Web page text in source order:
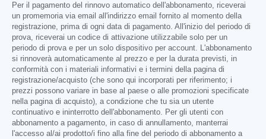
Per il pagamento del rinnovo automatico dell'abbonamento, riceverai
un promemoria via email all'indirizzo email fornito al momento della
registrazione, prima di ogni data di pagamento. All'inizio del periodo di
prova, riceverai un codice di attivazione utilizzabile solo per un
periodo di prova e per un solo dispositivo per account. L'abbonamento
si rinnoverà automaticamente al prezzo e per la durata previsti, in
conformità con i materiali informativi e i termini della pagina di
registrazione/acquisto (che sono qui incorporati per riferimento; i
prezzi possono variare in base al paese o alle promozioni specificate
nella pagina di acquisto), a condizione che tu sia un utente
continuativo e ininterrotto dell'abbonamento. Per gli utenti con
abbonamento a pagamento, in caso di annullamento, manterrai
l'accesso al/ai prodotto/i fino alla fine del periodo di abbonamento a